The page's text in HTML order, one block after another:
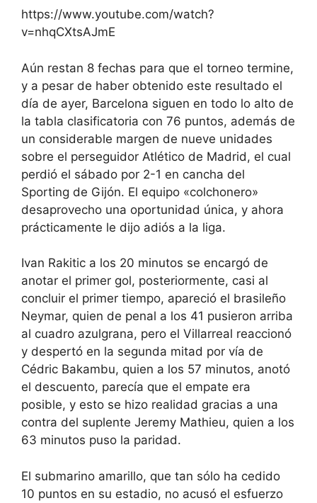
https://www.youtube.com/watch?
v=nhqCXtsAJmE
Aún restan 8 fechas para que el torneo termine,
y a pesar de haber obtenido este resultado el
día de ayer, Barcelona siguen en todo lo alto de
la tabla clasificatoria con 76 puntos, además de
un considerable margen de nueve unidades
sobre el perseguidor Atlético de Madrid, el cual
perdió el sábado por 2-1 en cancha del
Sporting de Gijón. El equipo «colchonero»
desaprovecho una oportunidad única, y ahora
prácticamente le dijo adiós a la liga.
Ivan Rakitic a los 20 minutos se encargó de
anotar el primer gol, posteriormente, casi al
concluir el primer tiempo, apareció el brasileño
Neymar, quien de penal a los 41 pusieron arriba
al cuadro azulgrana, pero el Villarreal reaccionó
y despertó en la segunda mitad por vía de
Cédric Bakambu, quien a los 57 minutos, anotó
el descuento, parecía que el empate era
posible, y esto se hizo realidad gracias a una
contra del suplente Jeremy Mathieu, quien a los
63 minutos puso la paridad.
El submarino amarillo, que tan sólo ha cedido
10 puntos en su estadio, no acusó el esfuerzo